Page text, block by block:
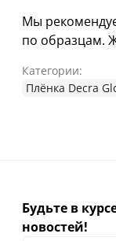
Мы
по образцам.
Категории:
Плёнка Decra
Будьте в
новостей!